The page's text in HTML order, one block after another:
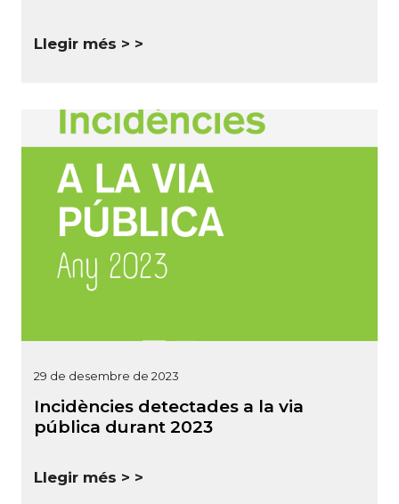
Llegir més >
29 de desembre de 2023
Incidències detectades a la via
pública durant 2023
Llegir més >